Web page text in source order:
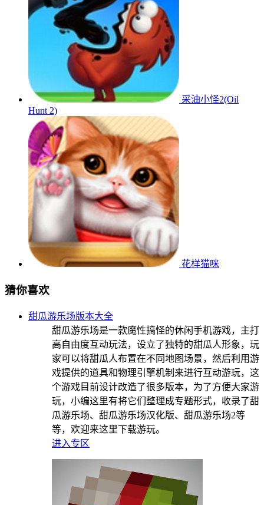
采油小怪2(Oil
Hunt 2)
花样猫咪
猜你喜欢
甜瓜游乐场版本大全
甜瓜游乐场是一款魔性搞怪的休闲手机游戏，主打
高自由度互动玩法，设立了独特的甜瓜人形象，玩
家可以将甜瓜人布置在不同地图场景，然后利用游
戏提供的道具和物理引擎机制来进行互动游玩，这
个游戏目前设计改造了很多版本，为了方便大家游
玩，小编这里有将它们整理成专题形式，收录了甜
瓜游乐场、甜瓜游乐场汉化版、甜瓜游乐场2等
等，欢迎来这里下载游玩。
进入专区